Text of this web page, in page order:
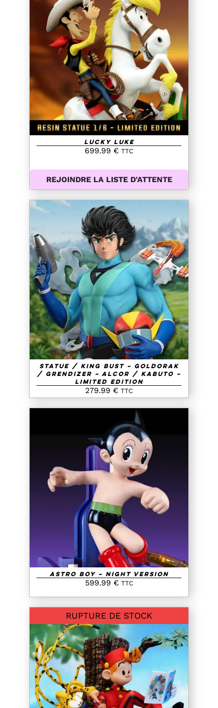
DETAILS
Lucky Luke
699.99 € TTC
REJOINDRE LA LISTE D'ATTENTE
AJOUTER AU PANIER
/
DETAILS
Statue / King Bust – Goldorak
/ Grendizer – Alcor / Kabuto –
Limited Edition
279.99 € TTC
AJOUTER AU PANIER
/
DETAILS
Astro Boy – Night Version
599.99 € TTC
RUPTURE DE STOCK
DETAILS